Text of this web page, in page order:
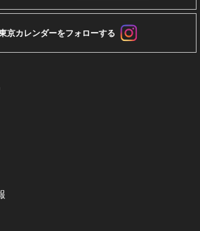
京カレンダーをフォローする